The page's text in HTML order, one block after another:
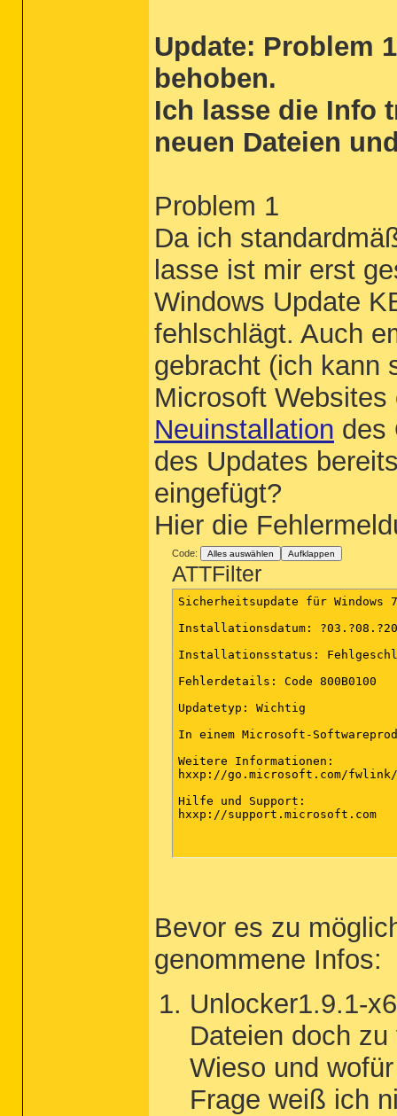
Update: Problem
behoben.
Ich lasse die Info
neuen Dateien
Problem 1
Da ich
lasse ist mir erst
Windows Update
fehlschlägt. Auch
gebracht (ich kann
Microsoft
Neuinstallation des
des Updates
eingefügt?
Hier die
Code: Alles auswählen Aufklappen
ATTFilter
Sicherheitsupdate für Windows
Installationsdatum:
Installationsstatus:
Fehlerdetails: Code 800B0100
Updatetyp: Wichtig
In einem Microsoft-
Weitere Informationen:
hxxp://go.microsoft.com/fwlink/
Hilfe und Support:
hxxp://support.microsoft.com
Bevor es zu
genommene Infos:
Unlocker1.9.1-
Dateien doch
Wieso und
Frage weiß ich